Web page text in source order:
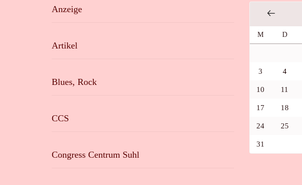
Anzeige
Artikel
Blues, Rock
CCS
Congress Centrum Suhl
M D
3 4
10 11
17 18
24 25
31